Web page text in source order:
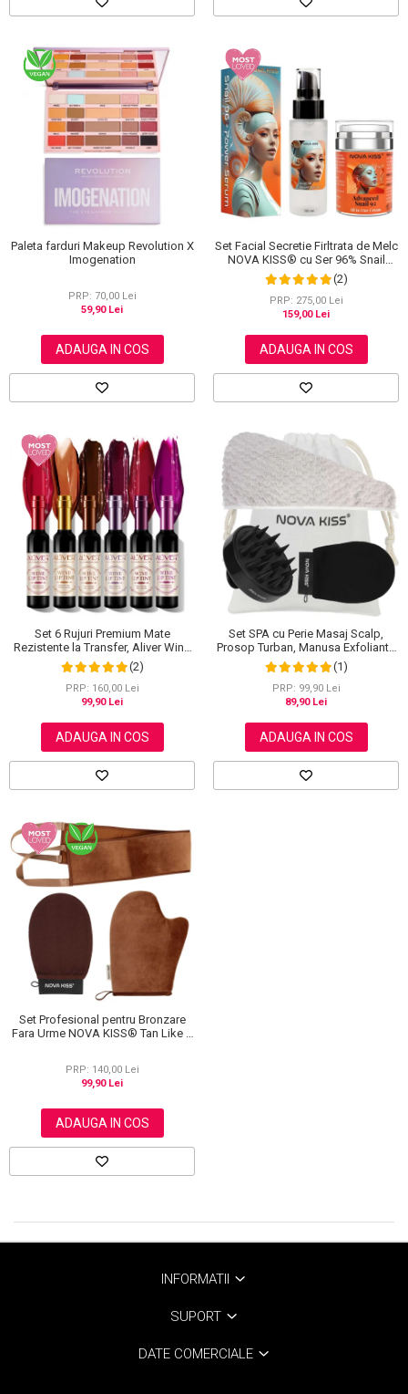
Paleta farduri Makeup Revolution X
Imogenation
PRP: 70,00 Lei
59,90 Lei
ADAUGA IN COS
Set Facial Secretie Firltrata de Melc
NOVA KISS® cu Ser 96% Snail
Power si Crema Advanced Snail 92
All in One
(2)
PRP: 275,00 Lei
159,00 Lei
ADAUGA IN COS
Set 6 Rujuri Premium Mate
Rezistente la Transfer, Aliver Wine
Lip Tint Waterproof, 7 g X 6 buc
(2)
PRP: 160,00 Lei
99,90 Lei
ADAUGA IN COS
Set SPA cu Perie Masaj Scalp,
Prosop Turban, Manusa Exfolianta
si Saculet din Bumbac, NOVA
KISS®
(1)
PRP: 99,90 Lei
89,90 Lei
ADAUGA IN COS
Set Profesional pentru Bronzare
Fara Urme NOVA KISS® Tan Like a
Spate
PRP: 140,00 Lei
99,90 Lei
ADAUGA IN COS
INFORMATII
SUPORT
DATE COMERCIALE